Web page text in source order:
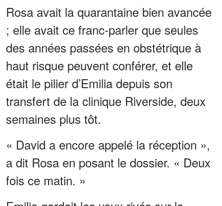
Rosa avait la quarantaine bien avancée
; elle avait ce franc-parler que seules
des années passées en obstétrique à
haut risque peuvent conférer, et elle
était le pilier d’Emilia depuis son
transfert de la clinique Riverside, deux
semaines plus tôt.
« David a encore appelé la réception »,
a dit Rosa en posant le dossier. « Deux
fois ce matin. »